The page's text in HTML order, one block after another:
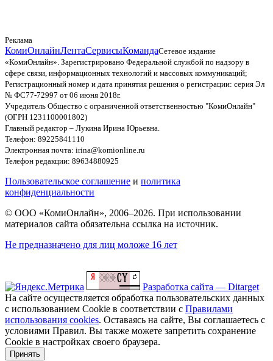
Реклама
КомиОнлайнЛентаСервисыКомандаСетевое издание
«КомиОнлайн». Зарегистрировано Федеральной службой по надзору в
сфере связи, информационных технологий и массовых коммуникаций;
Регистрационный номер и дата принятия решения о регистрации: серия Эл
№ ФС77-72997 от 06 июня 2018г.
Учредитель Общество с ограниченной ответственностью "КомиОнлайн"
(ОГРН 1231100001802)
Главный редактор – Лукина Ирина Юрьевна.
Телефон: 89225841110
Электронная почта: irina@komionline.ru
Телефон редакции: 89634880925
Пользовательское соглашение и политика
конфиденциальности
© ООО «КомиОнлайн», 2006–2026. При использовании
материалов сайта обязательна ссылка на источник.
Не предназначено для лиц моложе 16 лет
Разработка сайта — Ditarget
На сайте осуществляется обработка пользовательских данных
с использованием Cookie в соответствии с Правилами
использования cookies. Оставаясь на сайте, Вы соглашаетесь с
условиями Правил. Вы также можете запретить сохранение
Cookie в настройках своего браузера.
Принять